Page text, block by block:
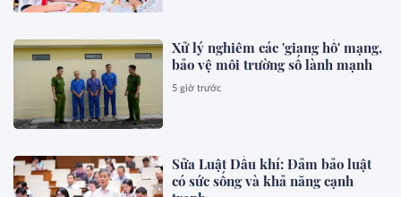
Xử lý nghiêm các 'giang hồ' mạng,
bảo vệ môi trường số lành mạnh
5 giờ trước
Sửa Luật Dầu khí: Đảm bảo luật
có sức sống và khả năng cạnh